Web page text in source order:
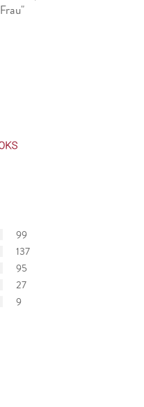
99
137
95
27
9